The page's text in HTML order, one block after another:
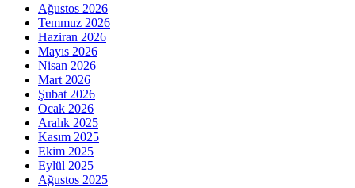
Ağustos 2026
Temmuz 2026
Haziran 2026
Mayıs 2026
Nisan 2026
Mart 2026
Şubat 2026
Ocak 2026
Aralık 2025
Kasım 2025
Ekim 2025
Eylül 2025
Ağustos 2025